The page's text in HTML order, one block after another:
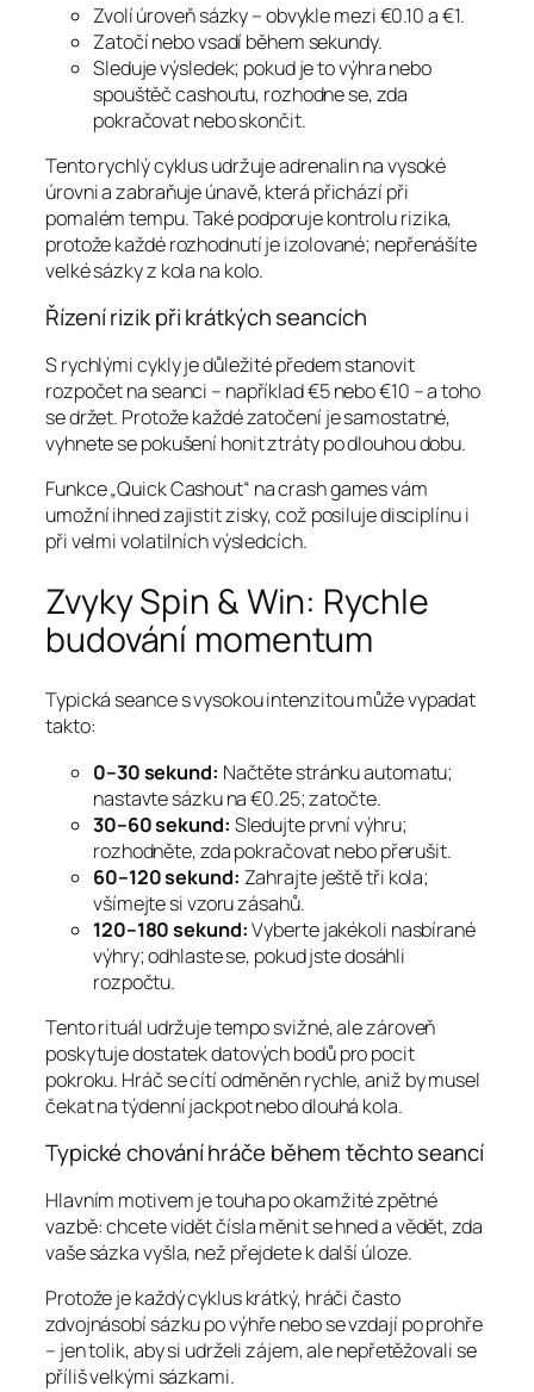
Zvolí úroveň sázky – obvykle mezi €0.10 a €1.
Zatočí nebo vsadí během sekundy.
Sleduje výsledek; pokud je to výhra nebo
spouštěč cashoutu, rozhodne se, zda
pokračovat nebo skončit.
Tento rychlý cyklus udržuje adrenalin na vysoké
úrovni a zabraňuje únavě, která přichází při
pomalém tempu. Také podporuje kontrolu rizika,
protože každé rozhodnutí je izolované; nepřenášíte
velké sázky z kola na kolo.
Řízení rizik při krátkých seancích
S rychlými cykly je důležité předem stanovit
rozpočet na seanci – například €5 nebo €10 – a toho
se držet. Protože každé zatočení je samostatné,
vyhnete se pokušení honit ztráty po dlouhou dobu.
Funkce „Quick Cashout“ na crash games vám
umožní ihned zajistit zisky, což posiluje disciplínu i
při velmi volatilních výsledcích.
Zvyky Spin & Win: Rychle
budování momentum
Typická seance s vysokou intenzitou může vypadat
takto:
0–30 sekund: Načtěte stránku automatu;
nastavte sázku na €0.25; zatočte.
30–60 sekund: Sledujte první výhru;
rozhodněte, zda pokračovat nebo přerušit.
60–120 sekund: Zahrajte ještě tři kola;
všímejte si vzoru zásahů.
120–180 sekund:Vyberte jakékoli nasbírané
výhry; odhlaste se, pokud jste dosáhli
rozpočtu.
Tento rituál udržuje tempo svižné, ale zároveň
poskytuje dostatek datových bodů pro pocit
pokroku. Hráč se cítí odměněn rychle, aniž by musel
čekat na týdenní jackpot nebo dlouhá kola.
Typické chování hráče během těchto seancí
Hlavním motivem je touha po okamžité zpětné
vazbě: chcete vidět čísla měnit se hned a vědět, zda
vaše sázka vyšla, než přejdete k další úloze.
Protože je každý cyklus krátký, hráči často
zdvojnásobí sázku po výhře nebo se vzdají po prohře
– jen tolik, aby si udrželi zájem, ale nepřetěžovali se
příliš velkými sázkami.